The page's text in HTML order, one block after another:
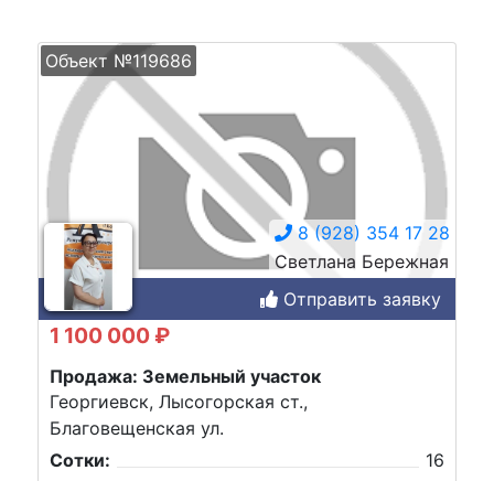
Объект №119686
8 (928) 354 17 28
Светлана Бережная
Отправить заявку
1 100 000 ₽
Продажа: Земельный участок
Георгиевск, Лысогорская ст.,
Благовещенская ул.
Сотки:
16